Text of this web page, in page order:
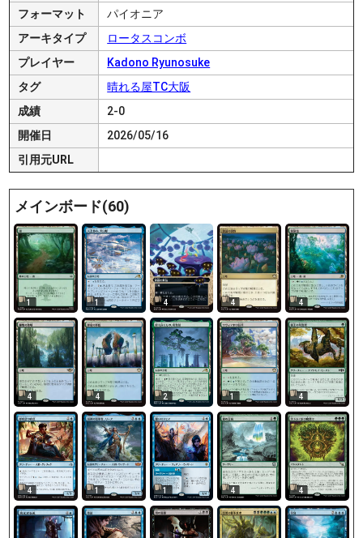
フォーマット
パイオニア
アーキタイプ
ロータスコンボ
プレイヤー
Kadono Ryunosuke
タグ
晴れる屋TC大阪
成績
2-0
開催日
2026/05/16
引用元URL
メインボード(60)
1 1 4 4 4
4 4 2 1 4
4 1 1 4 4